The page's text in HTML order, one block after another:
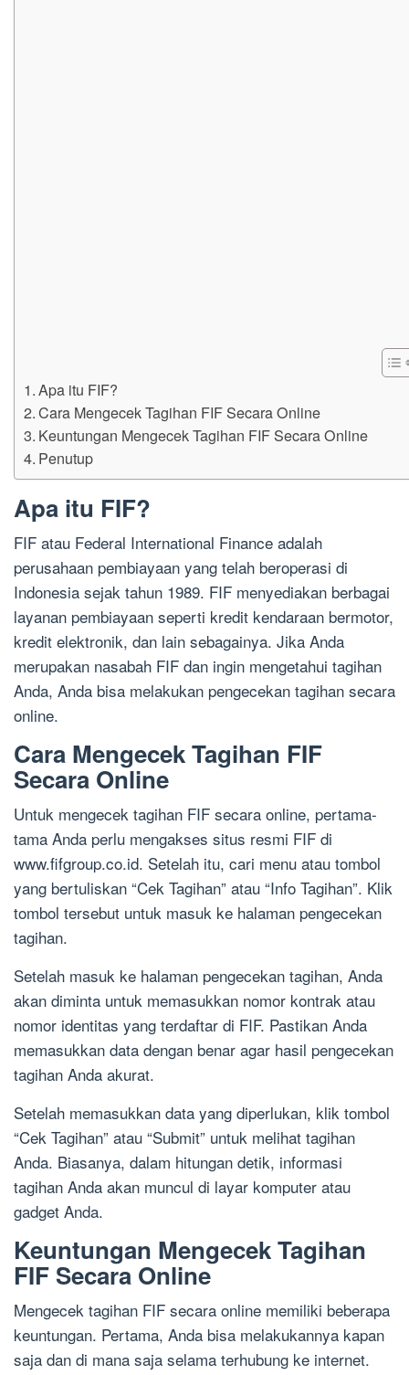
Apa itu FIF?
Cara Mengecek Tagihan FIF Secara Online
Keuntungan Mengecek Tagihan FIF Secara Online
Penutup
Apa itu FIF?
FIF atau Federal International Finance adalah
perusahaan pembiayaan yang telah beroperasi di
Indonesia sejak tahun 1989. FIF menyediakan berbagai
layanan pembiayaan seperti kredit kendaraan bermotor,
kredit elektronik, dan lain sebagainya. Jika Anda
merupakan nasabah FIF dan ingin mengetahui tagihan
Anda, Anda bisa melakukan pengecekan tagihan secara
online.
Cara Mengecek Tagihan FIF
Secara Online
Untuk mengecek tagihan FIF secara online, pertama-
tama Anda perlu mengakses situs resmi FIF di
www.fifgroup.co.id. Setelah itu, cari menu atau tombol
yang bertuliskan “Cek Tagihan” atau “Info Tagihan”. Klik
tombol tersebut untuk masuk ke halaman pengecekan
tagihan.
Setelah masuk ke halaman pengecekan tagihan, Anda
akan diminta untuk memasukkan nomor kontrak atau
nomor identitas yang terdaftar di FIF. Pastikan Anda
memasukkan data dengan benar agar hasil pengecekan
tagihan Anda akurat.
Setelah memasukkan data yang diperlukan, klik tombol
“Cek Tagihan” atau “Submit” untuk melihat tagihan
Anda. Biasanya, dalam hitungan detik, informasi
tagihan Anda akan muncul di layar komputer atau
gadget Anda.
Keuntungan Mengecek Tagihan
FIF Secara Online
Mengecek tagihan FIF secara online memiliki beberapa
keuntungan. Pertama, Anda bisa melakukannya kapan
saja dan di mana saja selama terhubung ke internet.